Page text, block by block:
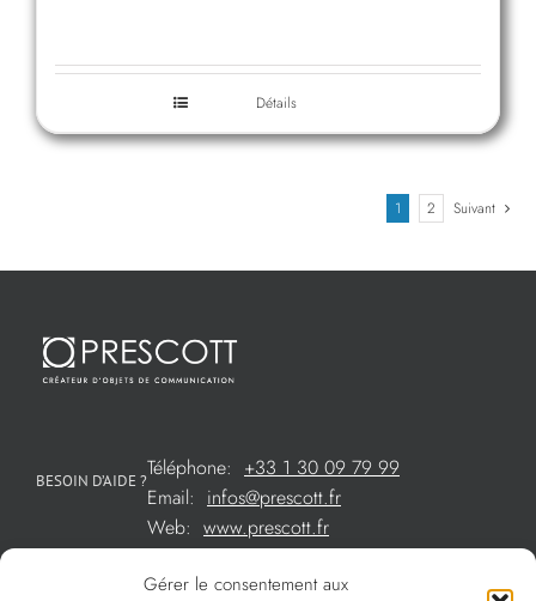
Gérer le consentement aux
Détails
1 2 Suivant
BESOIN D’AIDE ?Téléphone: +33 1 30 09 79 99
Email: infos@prescott.fr
Web: www.prescott.fr